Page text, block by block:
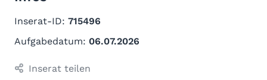
Inserat-ID: 715496
Aufgabedatum: 06.07.2026
Inserat teilen